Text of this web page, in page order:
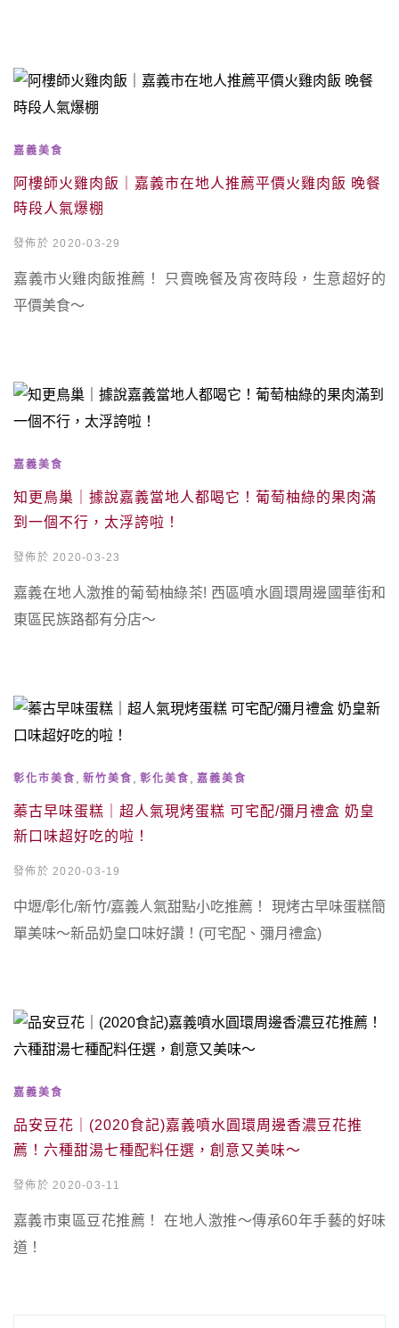
嘉義美食
阿樓師火雞肉飯｜嘉義市在地人推薦平價火雞肉飯 晚餐
時段人氣爆棚
發佈於 2020-03-29
嘉義市火雞肉飯推薦！ 只賣晚餐及宵夜時段，生意超好的
平價美食～
嘉義美食
知更鳥巢｜據說嘉義當地人都喝它！葡萄柚綠的果肉滿
到一個不行，太浮誇啦！
發佈於 2020-03-23
嘉義在地人激推的葡萄柚綠茶! 西區噴水圓環周邊國華街和
東區民族路都有分店～
彰化市美食 新竹美食 彰化美食 嘉義美食
蓁古早味蛋糕｜超人氣現烤蛋糕 可宅配/彌月禮盒 奶皇
新口味超好吃的啦！
發佈於 2020-03-19
中壢/彰化/新竹/嘉義人氣甜點小吃推薦！ 現烤古早味蛋糕簡
單美味～新品奶皇口味好讚！(可宅配、彌月禮盒)
嘉義美食
品安豆花｜(2020食記)嘉義噴水圓環周邊香濃豆花推
薦！六種甜湯七種配料任選，創意又美味～
發佈於 2020-03-11
嘉義市東區豆花推薦！ 在地人激推～傳承60年手藝的好味
道！